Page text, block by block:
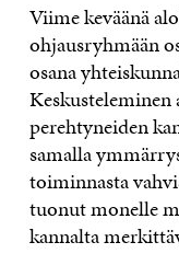
Viime keväänä
ohjausryhmään
osana
Keskusteleminen
perehtyneiden
samalla
toiminnasta
tuonut monelle
kannalta